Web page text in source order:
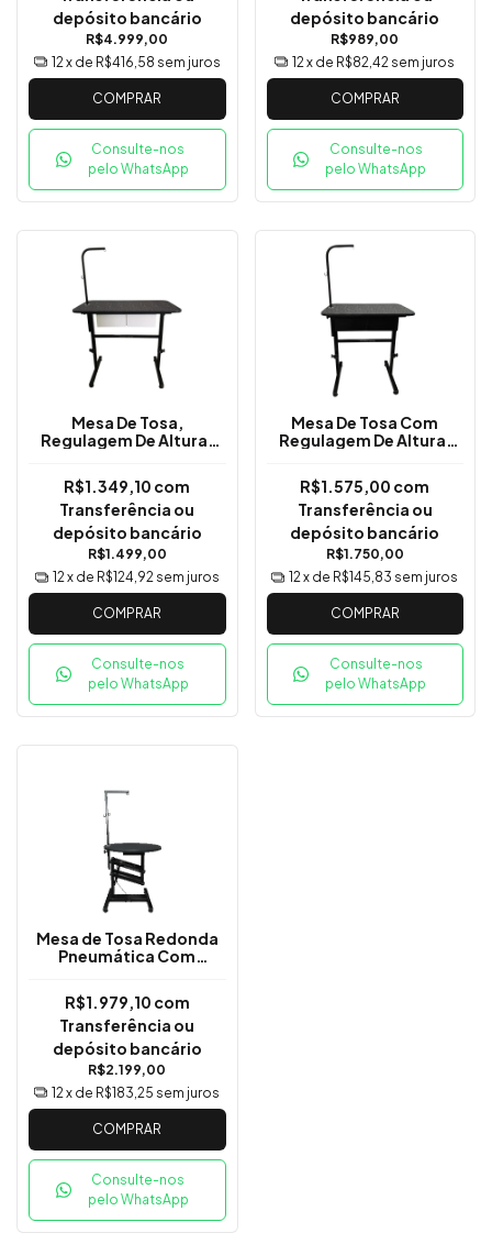
R$4.999,00
depósito bancário
12 x de R$416,58 sem juros
COMPRAR
Consulte-nos
pelo WhatsApp
R$989,00
depósito bancário
12 x de R$82,42 sem juros
COMPRAR
Consulte-nos
pelo WhatsApp
Mesa De Tosa,
Regulagem De Altura,
Girafa - 110x60cm
R$1.499,00
R$1.349,10 com
Transferência ou
depósito bancário
12x de R$124,92 sem juros
COMPRAR
Consulte-nos
pelo WhatsApp
Mesa De Tosa Com
Regulagem De Altura,
R$1.750,00
R$1.575,00 com
Transferência ou
depósito bancário
12x de R$145,83 sem juros
COMPRAR
Consulte-nos
pelo WhatsApp
Mesa de Tosa Redonda
Pneumática Com
R$2.199,00
R$1.979,10 com
Transferência ou
depósito bancário
12 x de R$183,25 sem juros
COMPRAR
Consulte-nos
pelo WhatsApp